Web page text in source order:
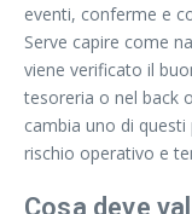
eventi, conferme e
Serve capire come
viene verificato il
tesoreria o nel back
cambia uno di
rischio operativo e
Cosa deve